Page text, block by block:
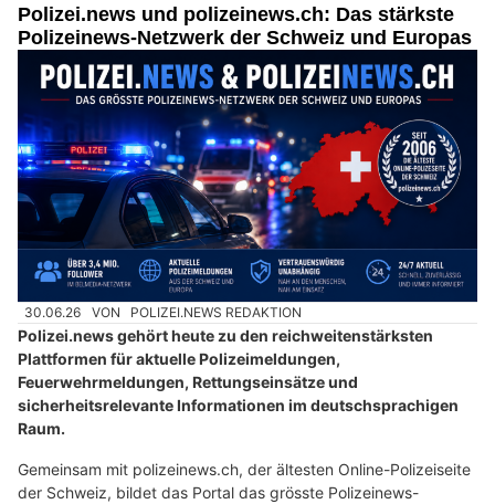
Polizei.news und polizeinews.ch: Das stärkste
Polizeinews-Netzwerk der Schweiz und Europas
30.06.26 VON POLIZEI.NEWS REDAKTION
Polizei.news gehört heute zu den reichweitenstärksten
Plattformen für aktuelle Polizeimeldungen,
Feuerwehrmeldungen, Rettungseinsätze und
sicherheitsrelevante Informationen im deutschsprachigen
Raum.
Gemeinsam mit polizeinews.ch, der ältesten Online-Polizeiseite
der Schweiz, bildet das Portal das grösste Polizeinews-